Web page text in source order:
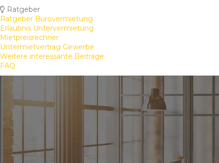
Ratgeber
Ratgeber Bürovermietung
Erlaubnis Untervermietung
Mietpreisrechner
Untermietvertrag Gewerbe
Weitere interessante Beiträge
FAQ